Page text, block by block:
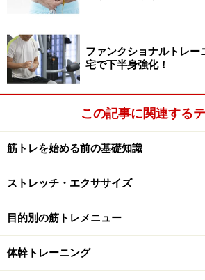
クキープバックキック」
出典： 高負荷トレーニングで割れた
編～ [筋トレ・筋肉トレーニング] All
「アブアイソメトリック」のポーズ
があります。さらに、全身の筋力
し、基礎代謝をアップ！ 右10回で、
ファンクショナルトレ
宅で下半身強化！
この記事に関連する
筋トレを始める前の基礎知識
ストレッチ・エクササイズ
目的別の筋トレメニュー
体幹トレーニング